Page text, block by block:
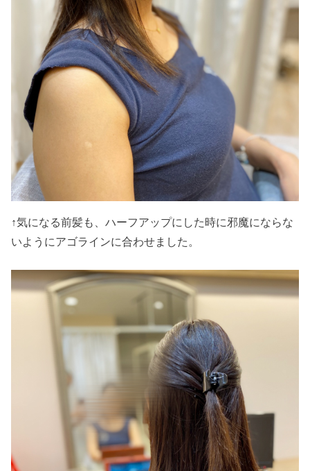
↑気になる前髪も、ハーフアップにした時に邪魔にならな
いようにアゴラインに合わせました。